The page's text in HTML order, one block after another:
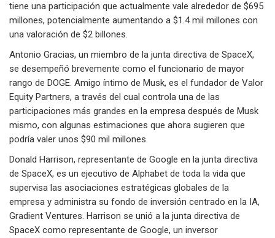
tiene una participación que actualmente vale alrededor de $695
millones, potencialmente aumentando a $1.4 mil millones con
una valoración de $2 billones.
Antonio Gracias, un miembro de la junta directiva de SpaceX,
se desempeñó brevemente como el funcionario de mayor
rango de DOGE. Amigo íntimo de Musk, es el fundador de Valor
Equity Partners, a través del cual controla una de las
participaciones más grandes en la empresa después de Musk
mismo, con algunas estimaciones que ahora sugieren que
podría valer unos $90 mil millones.
Donald Harrison, representante de Google en la junta directiva
de SpaceX, es un ejecutivo de Alphabet de toda la vida que
supervisa las asociaciones estratégicas globales de la
empresa y administra su fondo de inversión centrado en la IA,
Gradient Ventures. Harrison se unió a la junta directiva de
SpaceX como representante de Google, un inversor